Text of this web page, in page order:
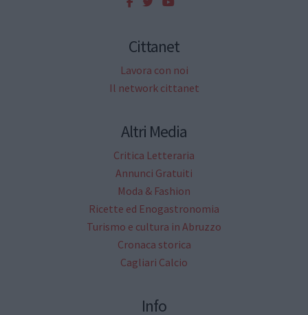
Cittanet
Lavora con noi
Il network cittanet
Altri Media
Critica Letteraria
Annunci Gratuiti
Moda & Fashion
Ricette ed Enogastronomia
Turismo e cultura in Abruzzo
Cronaca storica
Cagliari Calcio
Info